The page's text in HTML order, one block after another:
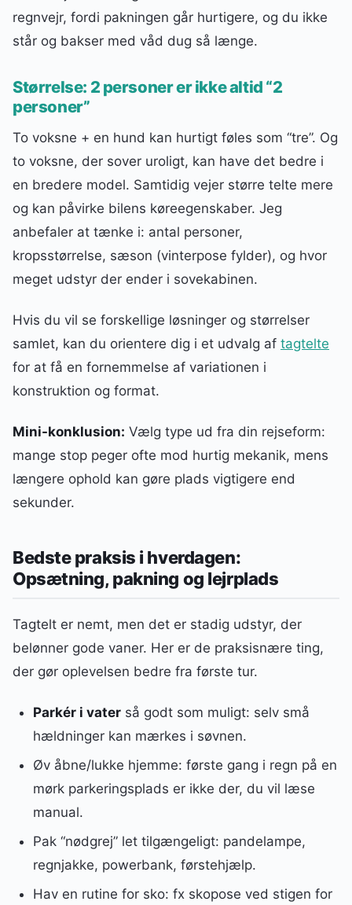
regnvejr, fordi pakningen går hurtigere, og du ikke
står og bakser med våd dug så længe.
Størrelse: 2 personer er ikke altid “2
personer”
To voksne + en hund kan hurtigt føles som “tre”. Og
to voksne, der sover uroligt, kan have det bedre i
en bredere model. Samtidig vejer større telte mere
og kan påvirke bilens køreegenskaber. Jeg
anbefaler at tænke i: antal personer,
kropsstørrelse, sæson (vinterpose fylder), og hvor
meget udstyr der ender i sovekabinen.
Hvis du vil se forskellige løsninger og størrelser
samlet, kan du orientere dig i et udvalg af tagtelte
for at få en fornemmelse af variationen i
konstruktion og format.
Mini-konklusion: Vælg type ud fra din rejseform:
mange stop peger ofte mod hurtig mekanik, mens
længere ophold kan gøre plads vigtigere end
sekunder.
Bedste praksis i hverdagen:
Opsætning, pakning og lejrplads
Tagtelt er nemt, men det er stadig udstyr, der
belønner gode vaner. Her er de praksisnære ting,
der gør oplevelsen bedre fra første tur.
Parkér i vaterså godt som muligt: selv små
hældninger kan mærkes i søvnen.
Øv åbne/lukke hjemme: første gang i regn på en
mørk parkeringsplads er ikke der, du vil læse
manual.
Pak “nødgrej” let tilgængeligt: pandelampe,
regnjakke, powerbank, førstehjælp.
Hav en rutine for sko: fx skopose ved stigen for